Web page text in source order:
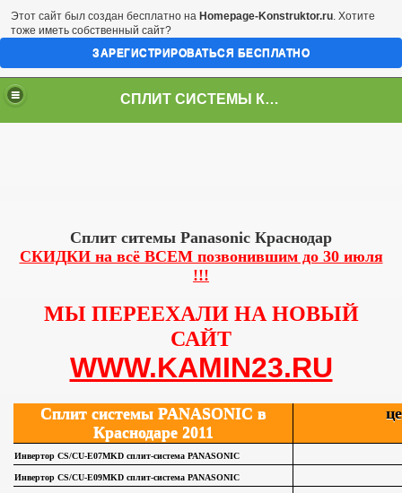
СПЛИТ СИСТЕМЫ КРАСНОДАР
Сплит ситемы Panasonic Краснодар
СКИДКИ на всё ВСЕМ позвонившим до 30 июля
!!!
МЫ ПЕРЕЕХАЛИ НА НОВЫЙ
САЙТ
WWW.KAMIN23.RU
Сплит системы PANASONIC в
Краснодаре 2011
Инвертор CS/CU-E07MKD сплит-система PANASONIC
Инвертор CS/CU-E09MKD сплит-система PANASONIC
Этот сайт был создан бесплатно на Homepage-Konstruktor.ru. Хотите
тоже иметь собственный сайт?
ЗАРЕГИСТРИРОВАТЬСЯ БЕСПЛАТНО